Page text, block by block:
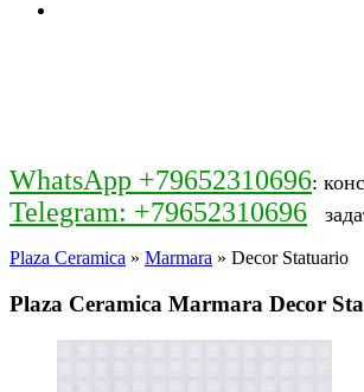
WhatsApp +79652310696:
Telegram: +79652310696
Plaza Ceramica » Marmara » Decor Statuario
Plaza Ceramica Marmara Decor